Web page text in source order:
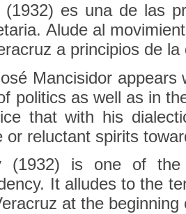
(1932) es una de las
Alude al
a principios de
Mancisidor
politics as well as in
that with his
or reluctant spirits
(1932) is one of
It alludes to the
at the beginning